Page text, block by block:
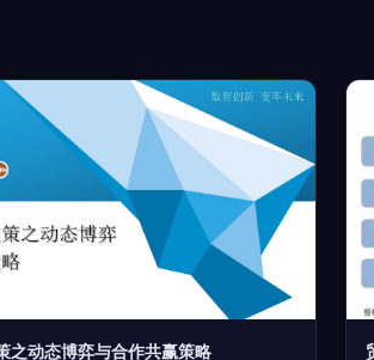
之动态博弈与合作共赢策略